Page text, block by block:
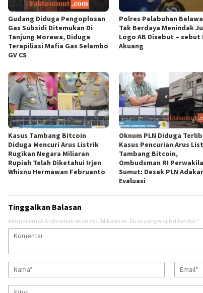
Gudang Diduga Pengoplosan
Gas Subsidi Ditemukan Di
Tanjung Morawa, Diduga
Terapiliasi Mafia Gas Selambo
GV CS
Polres Pelabuhan
Tak Berdaya Menindak
Logo AB Disebut – sebut
Akuang
Kasus Tambang Bitcoin
Diduga Mencuri Arus Listrik
Rugikan Negara Miliaran
Rupiah Telah Diketahui Irjen
Whisnu Hermawan Februanto
Oknum PLN Diduga
Kasus Pencurian Arus
Tambang Bitcoin,
Ombudsman RI
Sumut: Desak PLN
Evaluasi
Tinggalkan Balasan
Alamat email Anda tidak akan dipublikasikan. Ruas yang wajib ditandai *